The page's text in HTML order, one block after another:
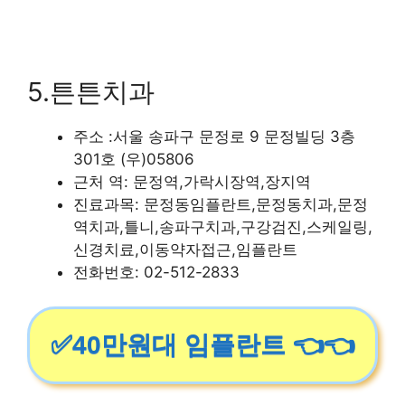
5.튼튼치과
주소 :서울 송파구 문정로 9 문정빌딩 3층
301호 (우)05806
근처 역: 문정역,가락시장역,장지역
진료과목: 문정동임플란트,문정동치과,문정
역치과,틀니,송파구치과,구강검진,스케일링,
신경치료,이동약자접근,임플란트
전화번호: 02-512-2833
✅40만원대 임플란트 👈👈